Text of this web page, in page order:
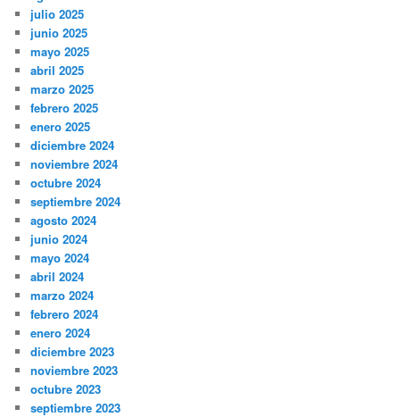
julio 2025
junio 2025
mayo 2025
abril 2025
marzo 2025
febrero 2025
enero 2025
diciembre 2024
noviembre 2024
octubre 2024
septiembre 2024
agosto 2024
junio 2024
mayo 2024
abril 2024
marzo 2024
febrero 2024
enero 2024
diciembre 2023
noviembre 2023
octubre 2023
septiembre 2023